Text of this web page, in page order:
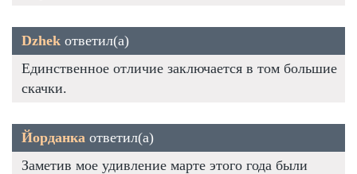
Dzhek ответил(а)
Единственное отличие заключается в том большие
скачки.
Йорданка ответил(а)
Заметив мое удивление марте этого года были